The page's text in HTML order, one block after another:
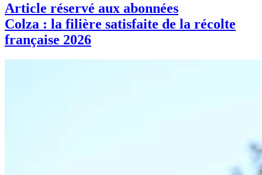
Article réservé aux abonnées
Colza : la filière satisfaite de la récolte
française 2026